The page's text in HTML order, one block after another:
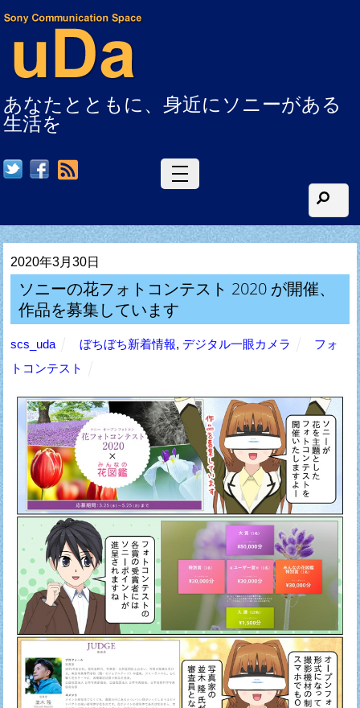
あなたとともに、身近にソニーがある
生活を
2020年3月30日
ソニーの花フォトコンテスト 2020 が開催、
作品を募集しています
scs_uda ぼちぼち新着情報, デジタル一眼カメラ
フォ
トコンテスト